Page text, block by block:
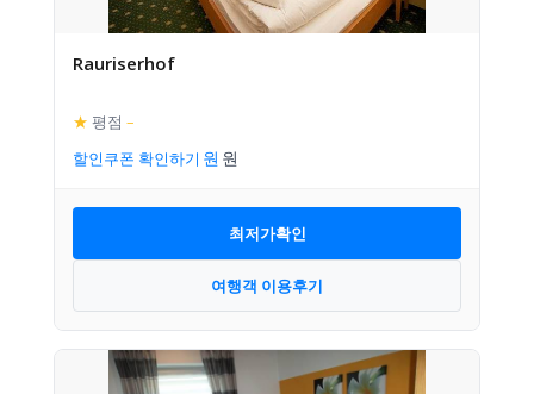
Rauriserhof
★ 평점 –
할인쿠폰 확인하기
최저가확인
여행객 이용후기